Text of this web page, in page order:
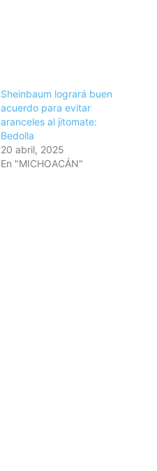
Sheinbaum logrará buen
acuerdo para evitar
aranceles al jitomate:
Bedolla
20 abril, 2025
En "MICHOACÁN"